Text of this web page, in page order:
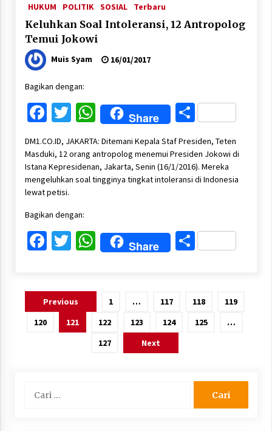
HUKUM POLITIK SOSIAL Terbaru
Keluhkan Soal Intoleransi, 12 Antropolog
Temui Jokowi
Muis Syam 16/01/2017
Bagikan dengan:
Facebook
Twitter
WhatsApp
Share Share
DM1.CO.ID, JAKARTA: Ditemani Kepala Staf Presiden, Teten
Masduki, 12 orang antropolog menemui Presiden Jokowi di
Istana Kepresidenan, Jakarta, Senin (16/1/2016). Mereka
mengeluhkan soal tingginya tingkat intoleransi di Indonesia
lewat petisi.
Bagikan dengan:
Facebook
Twitter
WhatsApp
Share Share
Paginasi
pos
Previous 1 … 117 118
119
120
121 122 123 124 125
…
127
Next
untuk: